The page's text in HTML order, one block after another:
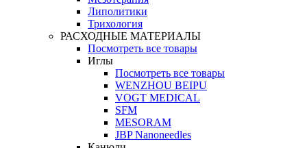
Липолитики
Трихология
РАСХОДНЫЕ МАТЕРИАЛЫ
Посмотреть все товары
Иглы
Посмотреть все товары
WENZHOU BEIPU
VOGT MEDICAL
SFM
MESORAM
JBP Nanoneedles